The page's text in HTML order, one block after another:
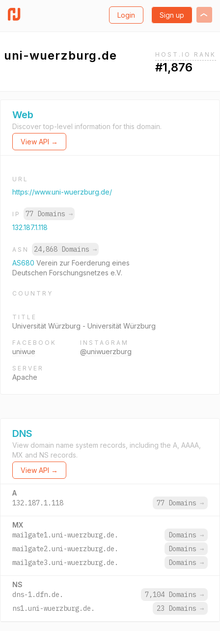
Login Sign up
uni-wuerzburg.de HOST.IO RANK
#1,876
Web
Discover top-level information for this domain.
View API →
URL
https://www.uni-wuerzburg.de/
IP 77 Domains →
132.187.1.118
ASN 24,868 Domains →
AS680 Verein zur Foerderung eines
Deutschen Forschungsnetzes e.V.
COUNTRY
TITLE
Universität Würzburg - Universität Würzburg
FACEBOOK
uniwue
INSTAGRAM
@uniwuerzburg
SERVER
Apache
DNS
View domain name system records, including the A, AAAA,
MX and NS records.
View API →
A
132.187.1.118 77 Domains →
MX
mailgate1.uni-wuerzburg.de. Domains →
mailgate2.uni-wuerzburg.de.
Domains →
mailgate3.uni-wuerzburg.de.
Domains →
NS
dns-1.dfn.de. 7,104 Domains →
ns1.uni-wuerzburg.de.
23 Domains →